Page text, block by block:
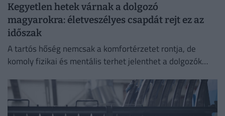
Kegyetlen hetek várnak a dolgozó
magyarokra: életveszélyes csapdát rejt ez az
időszak
A tartós hőség nemcsak a komfortérzetet rontja, de
komoly fizikai és mentális terhet jelenthet a dolgozók